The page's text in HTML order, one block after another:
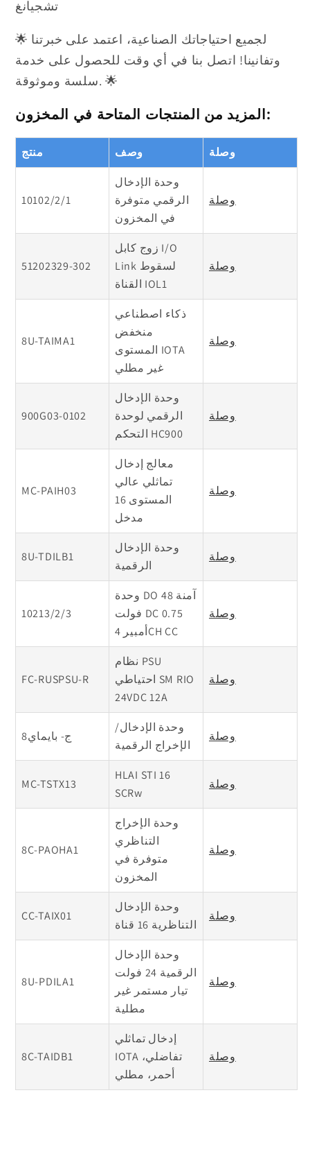
تشجيانغ
🌟 لجميع احتياجاتك الصناعية، اعتمد على خبرتنا
وتفانينا! اتصل بنا في أي وقت للحصول على خدمة
سلسة وموثوقة. 🌟
المزيد من المنتجات المتاحة في المخزون:
منتج وصف وصلة
10102/2/1
وحدة الإدخال
الرقمي متوفرة
في المخزون
وصلة
51202329-302
زوج كابل I/O
Link لسقوط
القناة IOL1
وصلة
8U-TAIMA1
ذكاء اصطناعي
منخفض
المستوى IOTA
غير مطلي
وصلة
900G03-0102
وحدة الإدخال
الرقمي لوحدة
التحكم HC900
وصلة
MC-PAIH03
معالج إدخال
تماثلي عالي
المستوى 16
مدخل
وصلة
8U-TDILB1
وحدة الإدخال
الرقمية
وصلة
10213/2/3
وحدة DO آمنة 48
فولت DC 0.75
أمبير 4CH CC
وصلة
FC-RUSPSU-R
نظام PSU
احتياطي SM RIO
24VDC 12A
وصلة
8ج- بايماي
وحدة الإدخال/
الإخراج الرقمية
وصلة
MC-TSTX13
HLAI STI 16
SCRw
وصلة
8C-PAOHA1
وحدة الإخراج
التناظري
متوفرة في
المخزون
وصلة
CC-TAIX01
وحدة الإدخال
التناظرية 16 قناة
وصلة
8U-PDILA1
وحدة الإدخال
الرقمية 24 فولت
تيار مستمر غير
مطلية
وصلة
8C-TAIDB1
إدخال تماثلي
IOTA تفاضلي،
أحمر، مطلي
وصلة